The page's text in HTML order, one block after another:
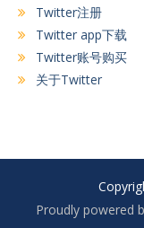
Twitter注册
Twitter app下载
Twitter账号购买
关于Twitter
Proudly powered